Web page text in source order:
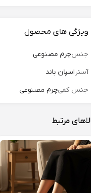
ویژگی های محصول
جنسچرم مصنوعی
آستراسپان باند
جنس کفی چرم مصنوعی
مرتبط